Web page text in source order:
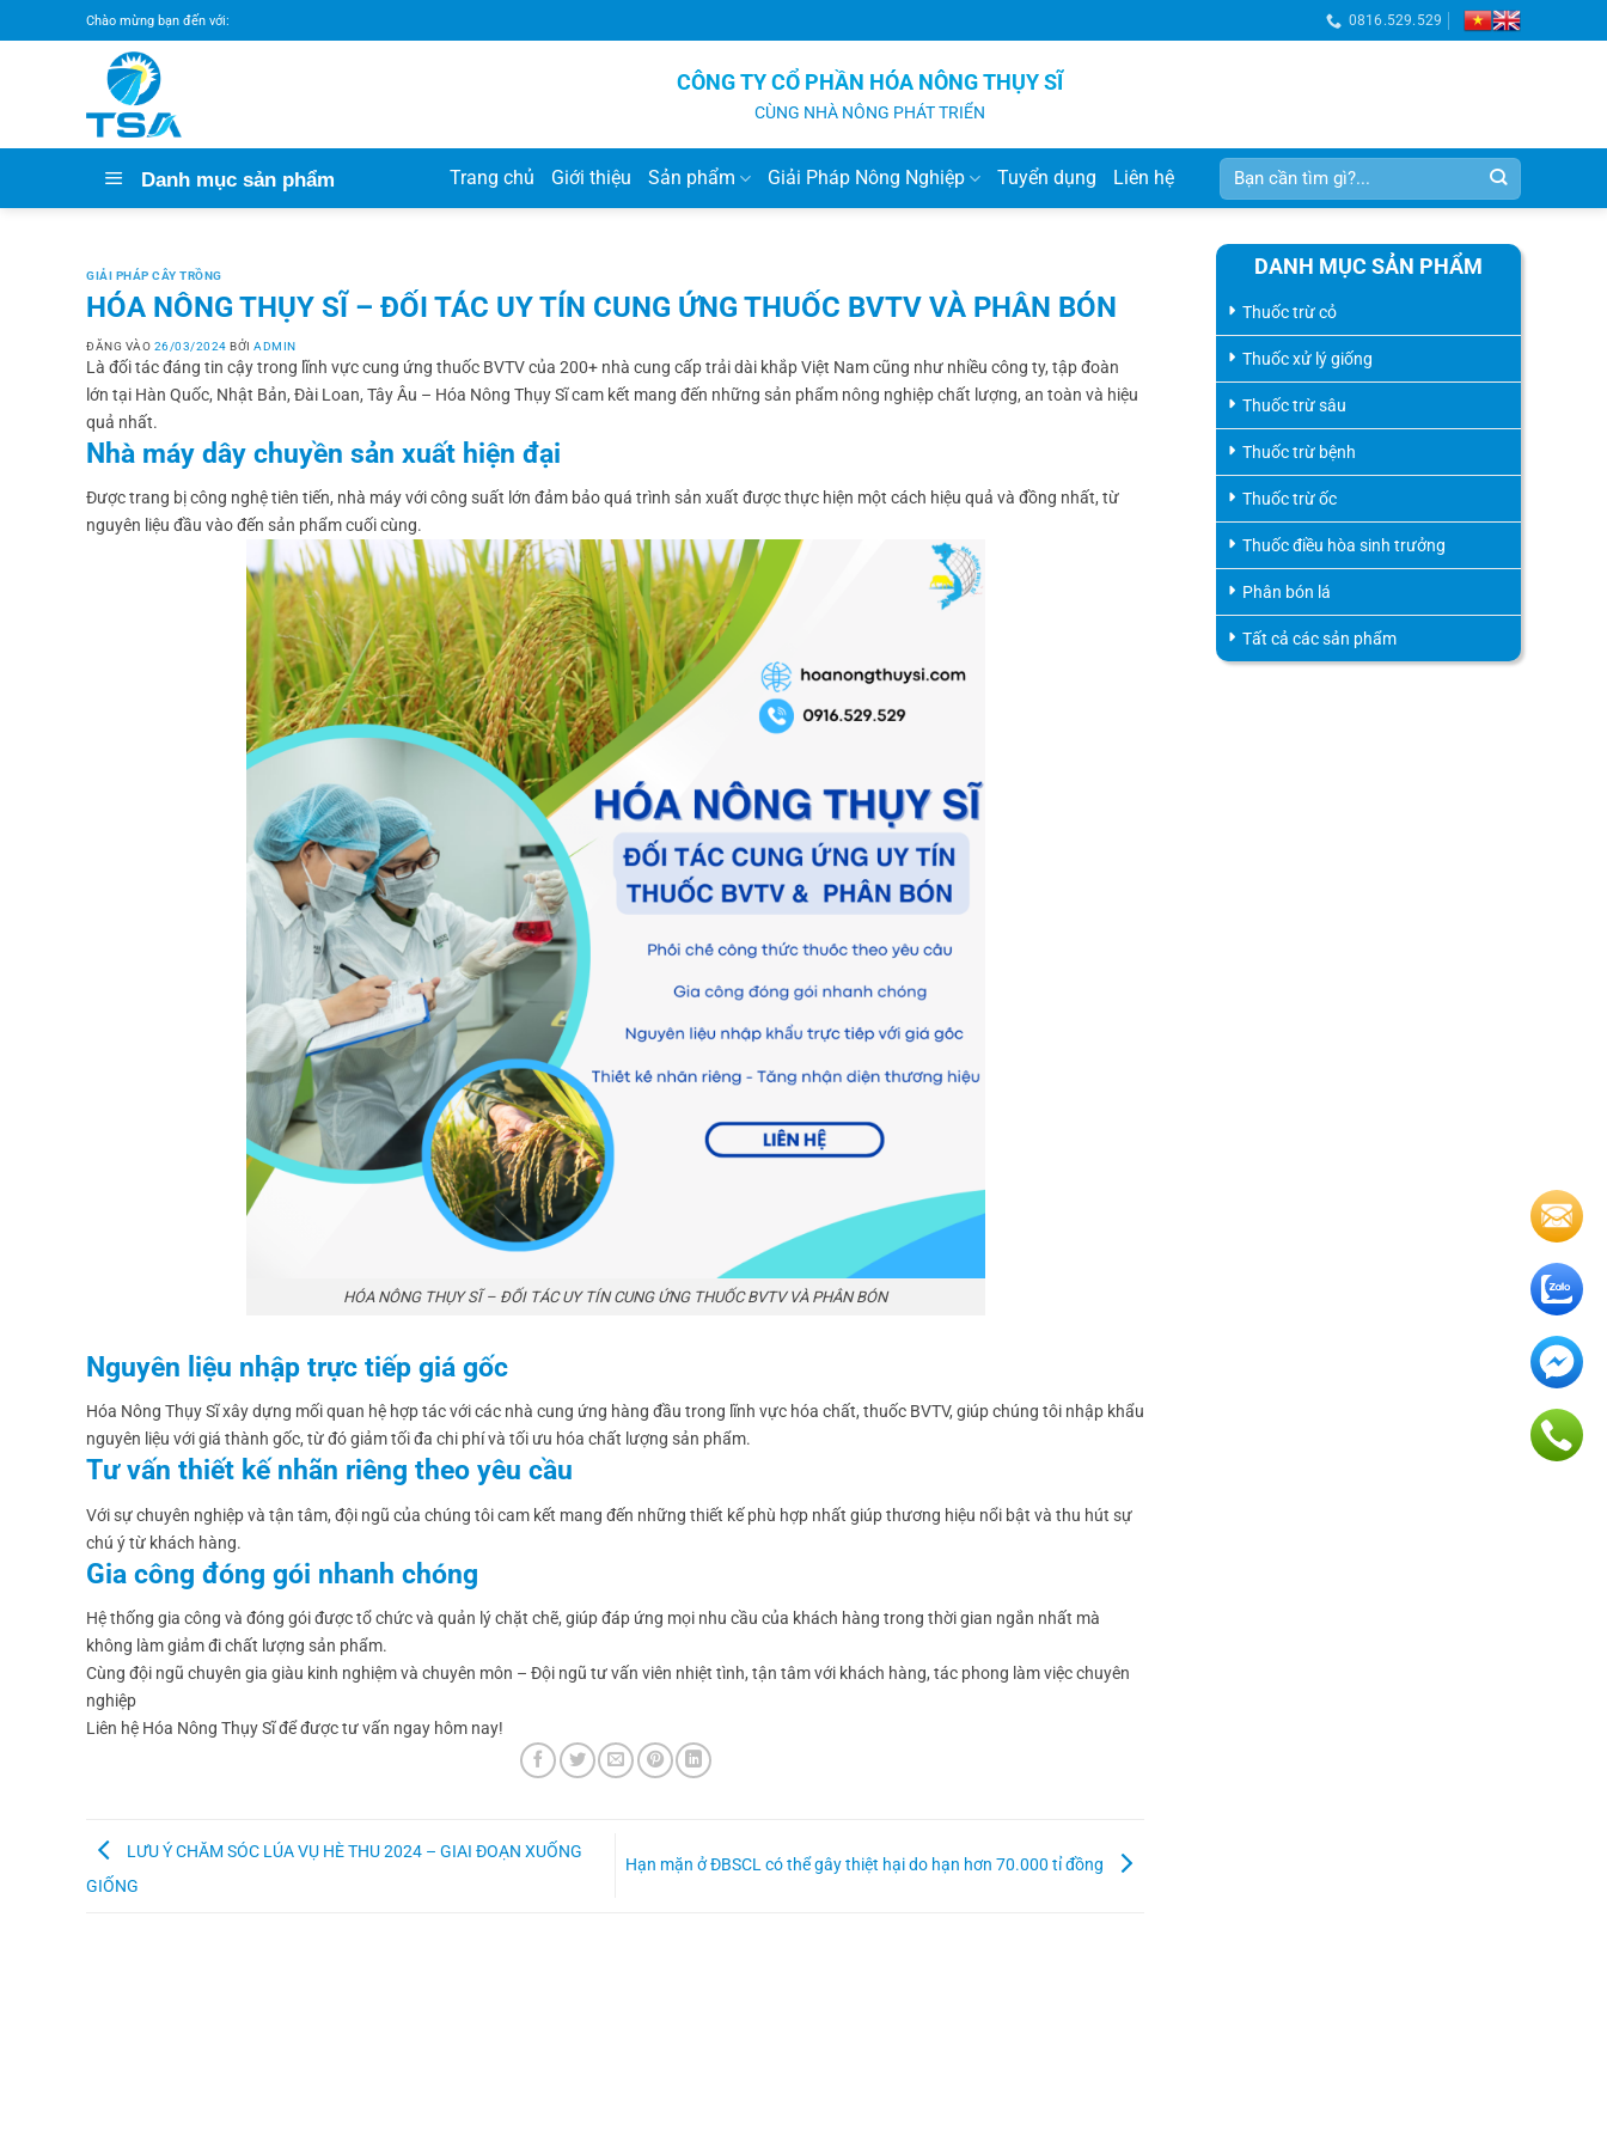
qua
Chào mừng bạn đến với: 0816.529.529
CÔNG TY CỔ PHẦN HÓA NÔNG THỤY SĨ
CÙNG NHÀ NÔNG PHÁT TRIỂN
Danh mục sản phẩm Trang chủ Giới thiệu Sản phẩm Giải Pháp Nông Nghiệp Tuyển dụng Liên hệ
Tìm
kiếm:
GIẢI PHÁP CÂY TRỒNG
HÓA NÔNG THỤY SĨ – ĐỐI TÁC UY TÍN CUNG ỨNG THUỐC BVTV VÀ PHÂN BÓN
ĐĂNG VÀO 26/03/2024 BỞIADMIN
Là đối tác đáng tin cậy trong lĩnh vực cung ứng thuốc BVTV của 200+ nhà cung cấp trải dài khắp Việt Nam cũng như nhiều công ty, tập đoàn
lớn tại Hàn Quốc, Nhật Bản, Đài Loan, Tây Âu – Hóa Nông Thụy Sĩ cam kết mang đến những sản phẩm nông nghiệp chất lượng, an toàn và hiệu
quả nhất.
Nhà máy dây chuyền sản xuất hiện đại
Được trang bị công nghệ tiên tiến, nhà máy với công suất lớn đảm bảo quá trình sản xuất được thực hiện một cách hiệu quả và đồng nhất, từ
nguyên liệu đầu vào đến sản phẩm cuối cùng.
HÓA NÔNG THỤY SĨ – ĐỐI TÁC UY TÍN CUNG ỨNG THUỐC BVTV VÀ PHÂN BÓN
Nguyên liệu nhập trực tiếp giá gốc
Hóa Nông Thụy Sĩ xây dựng mối quan hệ hợp tác với các nhà cung ứng hàng đầu trong lĩnh vực hóa chất, thuốc BVTV, giúp chúng tôi nhập khẩu
nguyên liệu với giá thành gốc, từ đó giảm tối đa chi phí và tối ưu hóa chất lượng sản phẩm.
Tư vấn thiết kế nhãn riêng theo yêu cầu
Với sự chuyên nghiệp và tận tâm, đội ngũ của chúng tôi cam kết mang đến những thiết kế phù hợp nhất giúp thương hiệu nổi bật và thu hút sự
chú ý từ khách hàng.
Gia công đóng gói nhanh chóng
Hệ thống gia công và đóng gói được tổ chức và quản lý chặt chẽ, giúp đáp ứng mọi nhu cầu của khách hàng trong thời gian ngắn nhất mà
không làm giảm đi chất lượng sản phẩm.
Cùng đội ngũ chuyên gia giàu kinh nghiệm và chuyên môn – Đội ngũ tư vấn viên nhiệt tình, tận tâm với khách hàng, tác phong làm việc chuyên
nghiệp
Liên hệ Hóa Nông Thụy Sĩ để được tư vấn ngay hôm nay!
LƯU Ý CHĂM SÓC LÚA VỤ HÈ THU 2024 – GIAI ĐOẠN XUỐNG
GIỐNG
Hạn mặn ở ĐBSCL có thể gây thiệt hại do hạn hơn 70.000 tỉ đồng
DANH MỤC SẢN PHẨM
Thuốc trừ cỏ
Thuốc xử lý giống
Thuốc trừ sâu
Thuốc trừ bệnh
Thuốc trừ ốc
Thuốc điều hòa sinh trưởng
Phân bón lá
Tất cả các sản phẩm